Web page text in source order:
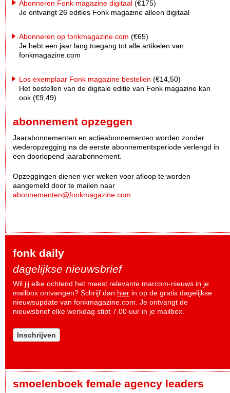
Abonneren Fonk magazine digitaal (€175)
Je ontvangt 26 edities Fonk magazine alleen digitaal
Abonneren op fonkmagazine.com (€65)
Je hebt een jaar lang toegang tot alle artikelen van
fonkmagazine.com
Los exemplaar Fonk magazine bestellen (€14,50)
Het bestellen van de digitale editie van Fonk magazine kan
ook (€9,49)
abonnement opzeggen
Jaarabonnementen en actieabonnementen worden zonder
wederopzegging na de eerste abonnementsperiode verlengd in
een doorlopend jaarabonnement.
Opzeggingen dienen vier weken voor afloop te worden
aangemeld door te mailen naar
abonnementen@fonkmagazine.com
fonk daily
dagelijkse nieuwsbrief
Wil jij elke ochtend het meest relevante marcom-nieuws in je
mailbox ontvangen? Schrijf dan hier in op de gratis dagelijkse
nieuwsupdate van fonkmagazine.com. Je ontvangt de
nieuwsbrief elke werkdag stipt 7.00 uur in je mailbox.
Inschrijven
smoelenboek female agency leaders